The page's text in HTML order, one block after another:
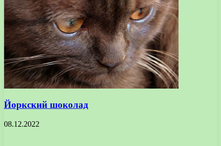
Йоркский шоколад
08.12.2022